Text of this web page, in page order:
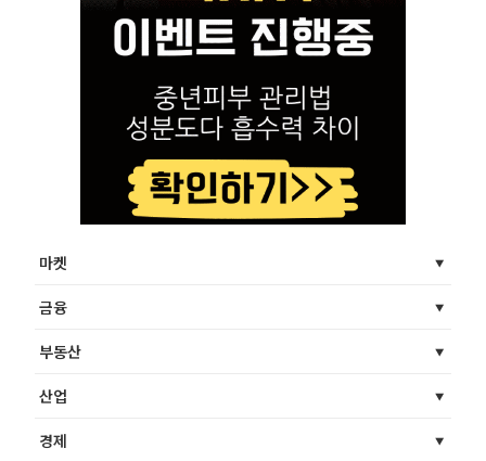
마켓
금융
부동산
산업
경제